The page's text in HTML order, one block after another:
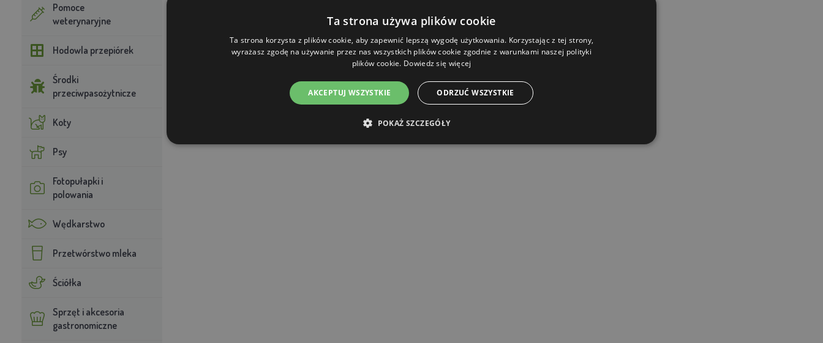
Pomoce
weterynaryjne
Hodowla przepiórek
Środki
przeciwpasożytnicze
Koty
Psy
Fotopułapki i
polowania
Wędkarstwo
Przetwórstwo mleka
Ściółka
Sprzęt i akcesoria
gastronomiczne
Ta strona używa plików cookie
Ta strona korzysta z plików cookie, aby zapewnić lepszą wygodę użytkowania. Korzystając z tej strony,
wyrażasz zgodę na używanie przez nas wszystkich plików cookie zgodnie z warunkami naszej polityki
plików cookie. Dowiedz się więcej
AKCEPTUJ WSZYSTKIE ODRZUĆ WSZYSTKIE
POKAŻ SZCZEGÓŁY